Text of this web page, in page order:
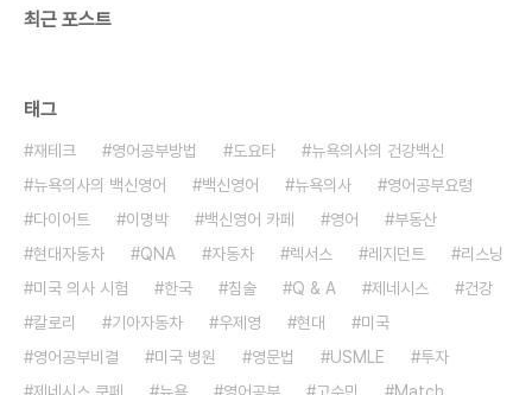
최근 포스트
태그
재테크 영어공부방법 도요타
뉴욕의사의 건강백신
뉴욕의사의 백신영어
백신영어 뉴욕의사
영어공부요령
다이어트
이명박 백신영어 카페 영어
부동산
현대자동차
QNA 자동차 렉서스 레지던트
리스닝
미국 의사 시험
한국 침술 Q & A 제네시스
건강
칼로리
기아자동차 우제영 현대
미국
영어공부비결
미국 병원 영문법 USMLE
투자